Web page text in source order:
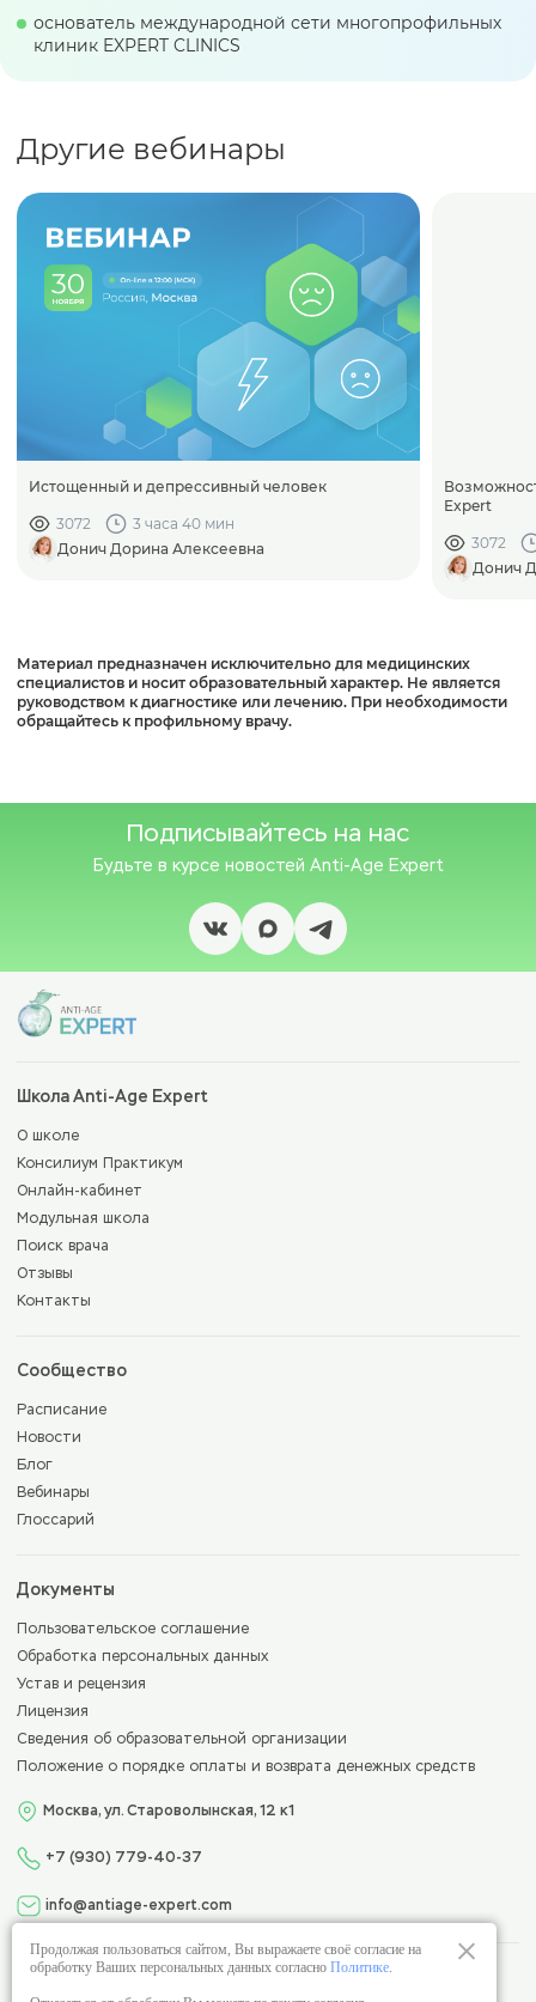
основатель международной сети многопрофильных
клиник EXPERT CLINICS
Другие вебинары
Истощенный и депрессивный человек
3072
3 часа 40 мин
Донич Дорина Алексеевна
Expert
3072
Донич
Материал предназначен исключительно для медицинских
специалистов и носит образовательный характер. Не является
руководством к диагностике или лечению. При необходимости
обращайтесь к профильному врачу.
Подписывайтесь на нас
Будьте в курсе новостей Anti-Age Expert
Школа Anti-Age Expert
О школе
Консилиум Практикум
Онлайн-кабинет
Модульная школа
Поиск врача
Отзывы
Контакты
Сообщество
Расписание
Новости
Блог
Вебинары
Глоссарий
Документы
Пользовательское соглашение
Обработка персональных данных
Устав и рецензия
Лицензия
Сведения об образовательной организации
Положение о порядке оплаты и возврата денежных средств
Москва, ул. Староволынская, 12 к1
+7 (930) 779-40-37
info@antiage-expert.com
Лицензия на образовательную деятельность
№Л035-01298-77/00963083
Продолжая пользоваться сайтом, Вы выражаете своё согласие на
обработку Ваших персональных данных согласно Политике.